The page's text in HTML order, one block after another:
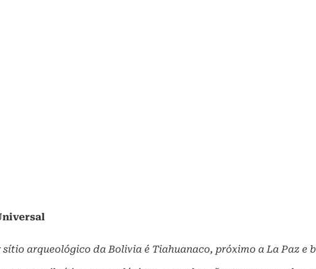
sítio arqueológico da Bolivia é Tiahuanaco, próximo a La Paz e